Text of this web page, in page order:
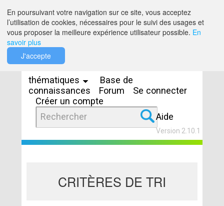
thématiques
Base de
connaissances
Forum
Se connecter
Créer un compte
Aide
Version 2.10.1
CRITÈRES DE TRI
En poursuivant votre navigation sur ce site, vous acceptez
l’utilisation de cookies, nécessaires pour le suivi des usages et
vous proposer la meilleure expérience utilisateur possible. En
savoir plus
J'accepte